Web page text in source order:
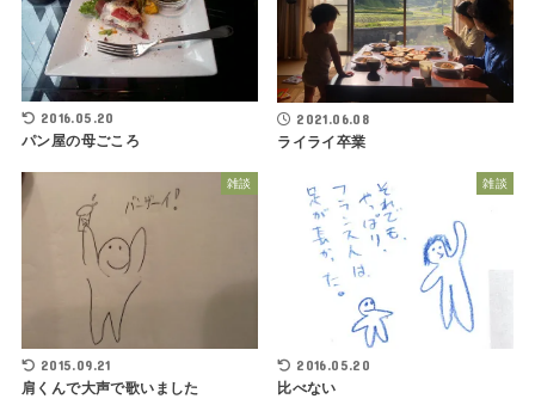
2016.05.20
パン屋の母ごころ
2021.06.08
ライライ卒業
雑談
2015.09.21
肩くんで大声で歌いました
雑談
2016.05.20
比べない